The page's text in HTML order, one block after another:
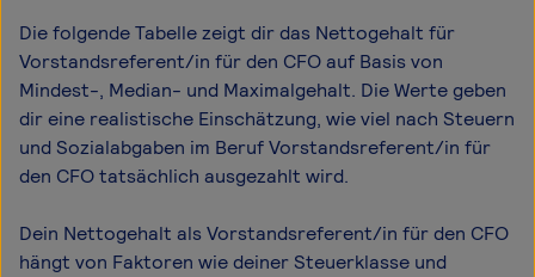
Die folgende Tabelle zeigt dir das Netto­gehalt für
Vorstandsreferent/in für den CFO auf Basis von
Mindest-, Median- und Maximal­gehalt. Die Werte geben
dir eine realistische Einschätzung, wie viel nach Steuern
und Sozialabgaben im Beruf Vorstandsreferent/in für
den CFO tatsächlich ausgezahlt wird.
Dein Nettogehalt als Vorstandsreferent/in für den CFO
hängt von Faktoren wie deiner Steuerklasse und